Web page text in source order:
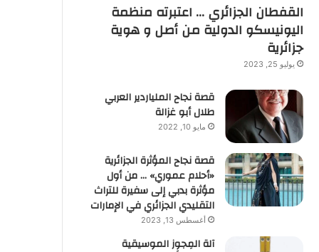
القفطان الجزائري … اعتبرته منظمة
اليونيسكو الدولية من أصل و هوية
جزائرية
يوليو 25, 2023
قصة نجاح الملياردير العربي
طلال أبو غزالة
مايو 10, 2022
قصة نجاح المؤثرة الجزائرية
«أحلام عموري» … من أول
مؤثرة بدبي إلى سفيرة للتراث
التقليدي الجزائري في الإمارات
أغسطس 13, 2023
آلة المِجوِز الموسيقية‎‎